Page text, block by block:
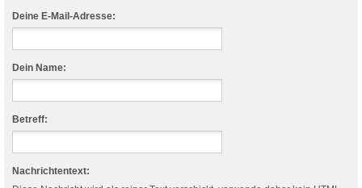
Deine E-Mail-Adresse:
Dein Name:
Betreff:
Nachrichtentext: